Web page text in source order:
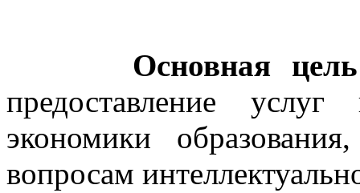
Основная
предоставление
экономики
вопросам